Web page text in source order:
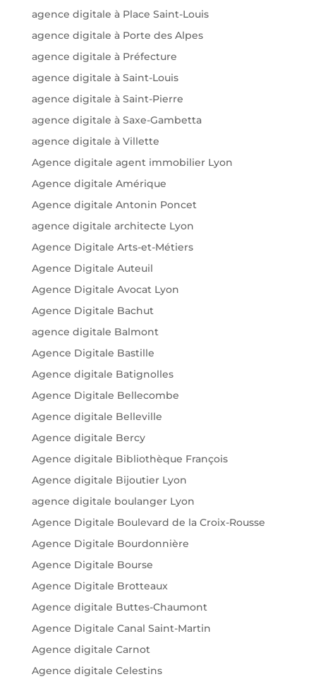
agence digitale à Place Saint-Louis
agence digitale à Porte des Alpes
agence digitale à Préfecture
agence digitale à Saint-Louis
agence digitale à Saint-Pierre
agence digitale à Saxe-Gambetta
agence digitale à Villette
Agence digitale agent immobilier Lyon
Agence digitale Amérique
Agence digitale Antonin Poncet
agence digitale architecte Lyon
Agence Digitale Arts-et-Métiers
Agence Digitale Auteuil
Agence Digitale Avocat Lyon
Agence Digitale Bachut
agence digitale Balmont
Agence Digitale Bastille
Agence digitale Batignolles
Agence Digitale Bellecombe
Agence digitale Belleville
Agence digitale Bercy
Agence digitale Bibliothèque François
Agence digitale Bijoutier Lyon
agence digitale boulanger Lyon
Agence Digitale Boulevard de la Croix-Rousse
Agence Digitale Bourdonnière
Agence Digitale Bourse
Agence Digitale Brotteaux
Agence digitale Buttes-Chaumont
Agence Digitale Canal Saint-Martin
Agence digitale Carnot
Agence digitale Celestins